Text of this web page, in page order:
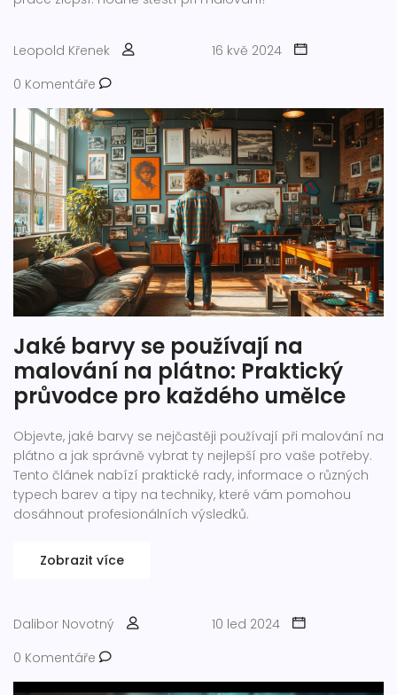
Leopold Křenek
16 kvě 2024
0 Komentáře
Jaké barvy se používají na
malování na plátno: Praktický
průvodce pro každého umělce
Objevte, jaké barvy se nejčastěji používají při malování na
plátno a jak správně vybrat ty nejlepší pro vaše potřeby.
Tento článek nabízí praktické rady, informace o různých
typech barev a tipy na techniky, které vám pomohou
dosáhnout profesionálních výsledků.
Zobrazit více
Dalibor Novotný
10 led 2024
0 Komentáře